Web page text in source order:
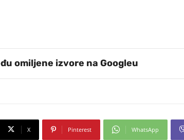
omiljene izvore na Googleu
X Pinterest WhatsApp